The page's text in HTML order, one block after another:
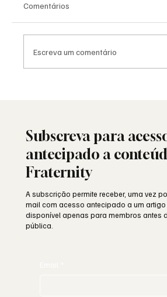
Comentários
Escreva um comentário
Subscreva para
antecipado a
Fraternity
A subscrição permite receber, uma vez
mail com acesso antecipado a um artigo
disponível apenas para membros antes
pública.